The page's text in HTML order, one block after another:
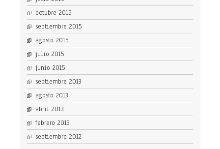
octubre 2015
septiembre 2015
agosto 2015
julio 2015
junio 2015
septiembre 2013
agosto 2013
abril 2013
febrero 2013
septiembre 2012